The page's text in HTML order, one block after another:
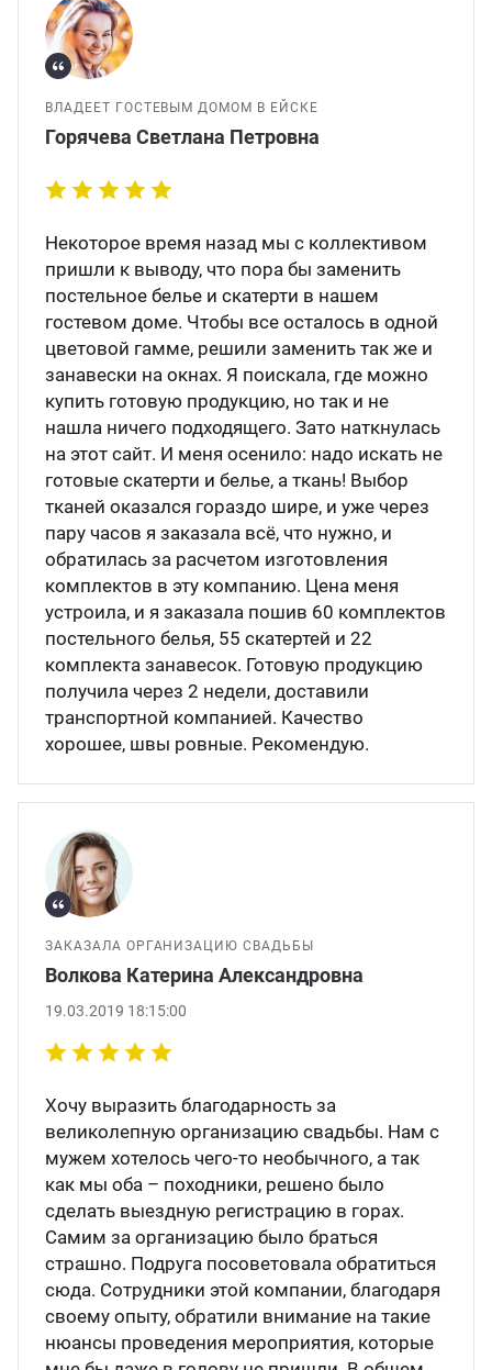
ВЛАДЕЕТ ГОСТЕВЫМ ДОМОМ В ЕЙСКЕ
Горячева Светлана Петровна
Некоторое время назад мы с коллективом
пришли к выводу, что пора бы заменить
постельное белье и скатерти в нашем
гостевом доме. Чтобы все осталось в одной
цветовой гамме, решили заменить так же и
занавески на окнах. Я поискала, где можно
купить готовую продукцию, но так и не
нашла ничего подходящего. Зато наткнулась
на этот сайт. И меня осенило: надо искать не
готовые скатерти и белье, а ткань! Выбор
тканей оказался гораздо шире, и уже через
пару часов я заказала всё, что нужно, и
обратилась за расчетом изготовления
комплектов в эту компанию. Цена меня
устроила, и я заказала пошив 60 комплектов
постельного белья, 55 скатертей и 22
комплекта занавесок. Готовую продукцию
получила через 2 недели, доставили
транспортной компанией. Качество
хорошее, швы ровные. Рекомендую.
ЗАКАЗАЛА ОРГАНИЗАЦИЮ СВАДЬБЫ
Волкова Катерина Александровна
19.03.2019 18:15:00
Хочу выразить благодарность за
великолепную организацию свадьбы. Нам с
мужем хотелось чего-то необычного, а так
как мы оба – походники, решено было
сделать выездную регистрацию в горах.
Самим за организацию было браться
страшно. Подруга посоветовала обратиться
сюда. Сотрудники этой компании, благодаря
своему опыту, обратили внимание на такие
нюансы проведения мероприятия, которые